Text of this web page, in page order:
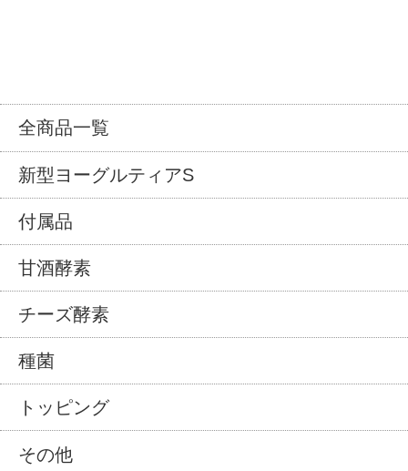
全商品一覧
新型ヨーグルティアS
付属品
甘酒酵素
チーズ酵素
種菌
トッピング
その他